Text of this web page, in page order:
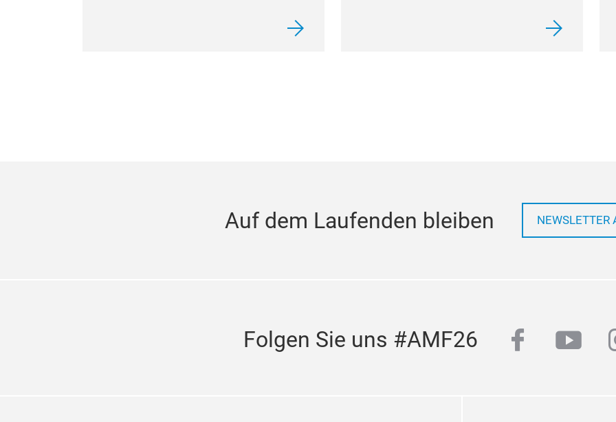
Auf dem Laufenden bleiben NEWSLETTER
Folgen Sie uns #AMF26 facebook